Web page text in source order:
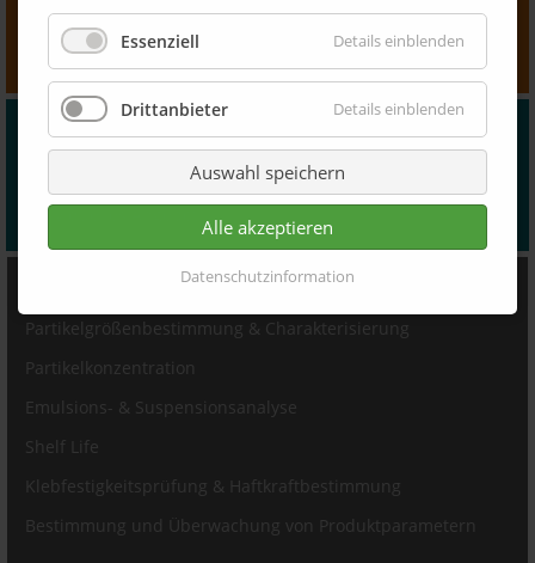
lumiflector.com
Kontaktieren Sie uns
Kontaktieren Sie uns für mehr Informationen oder ein
individuelles Angebot
Partikelgrößenbestimmung & Charakterisierung
Partikelkonzentration
Emulsions- & Suspensionsanalyse
Shelf Life
Klebfestigkeitsprüfung & Haftkraftbestimmung
Bestimmung und Überwachung von Produktparametern
Essenziell Details einblenden
Drittanbieter Details einblenden
Auswahl speichern
Alle akzeptieren
Datenschutzinformation